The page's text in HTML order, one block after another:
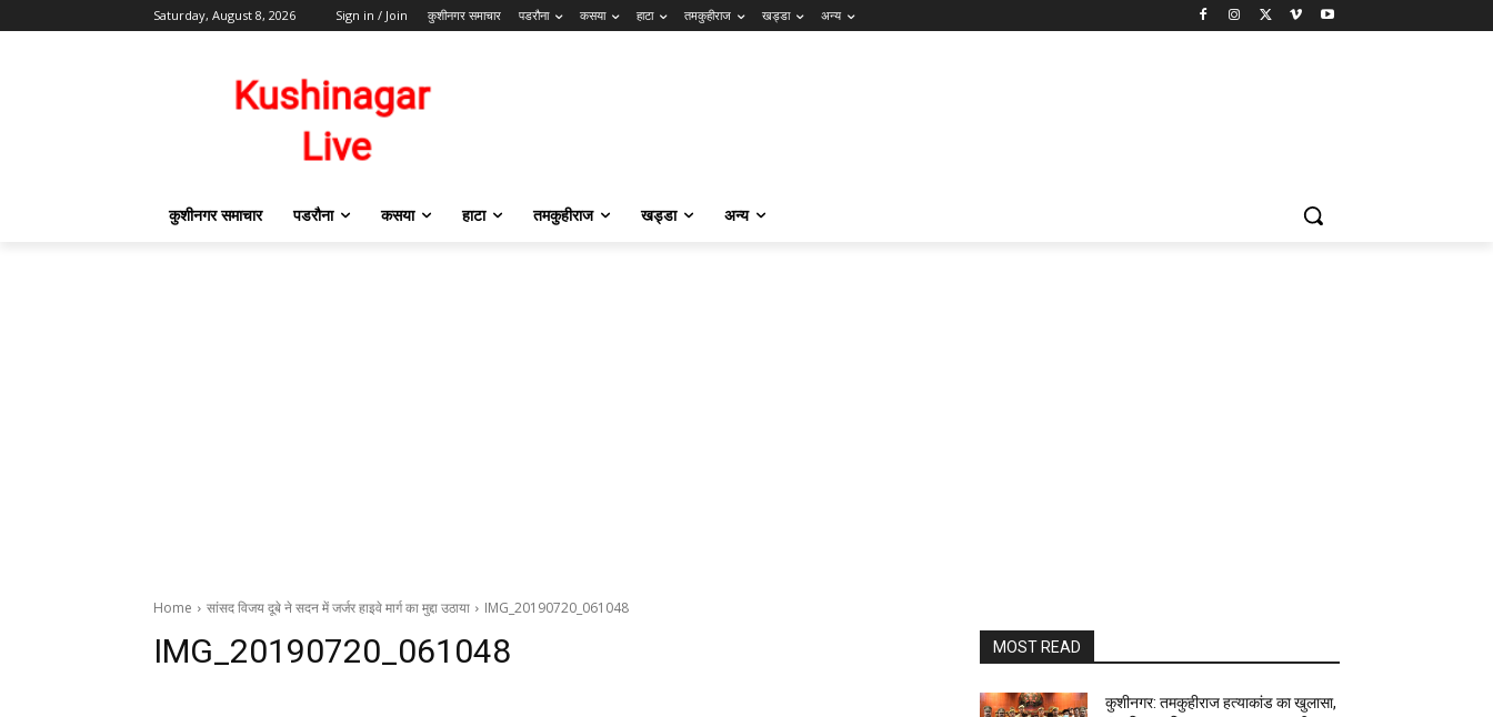
Saturday, August 8, 2026 Sign in / Join कुशीनगर समाचार पडरौना कसया हाटा तमकुहीराज खड्डा अन्य
कुशीनगर समाचार पडरौना कसया हाटा तमकुहीराज खड्डा अन्य
Home सांसद विजय दूबे ने सदन में जर्जर हाइवे मार्ग का मुद्दा उठाया IMG_20190720_061048
IMG_20190720_061048 MOST READ
कुशीनगर: तमकुहीराज हत्याकांड का खुलासा,